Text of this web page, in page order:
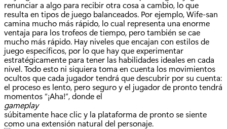
renunciar a algo para recibir otra cosa a cambio, lo que
resulta en tipos de juego balanceados. Por ejemplo, Wife-san
camina mucho más rápido, lo cual representa una enorme
ventaja para los trofeos de tiempo, pero también se cae
mucho más rápido. Hay niveles que encajan con estilos de
juego específicos, por lo que hay que experimentar
estratégicamente para tener las habilidades ideales en cada
nivel. Todo esto ni siquiera toma en cuenta los movimientos
ocultos que cada jugador tendrá que descubrir por su cuenta:
el proceso es lento, pero seguro y el jugador de pronto tendrá
momentos “¡Aha!”, donde el
gameplay
súbitamente hace clic y la plataforma de pronto se siente
como una extensión natural del personaje.